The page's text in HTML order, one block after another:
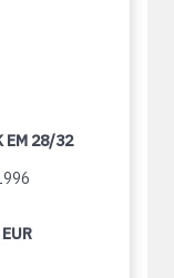
EM 28/32